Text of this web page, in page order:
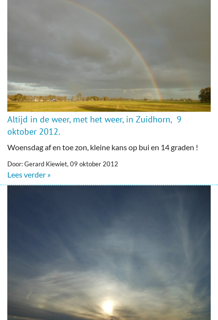
Altijd in de weer, met het weer, in Zuidhorn, 9
oktober 2012.
Woensdag af en toe zon, kleine kans op bui en 14 graden !
Door: Gerard Kiewiet, 09 oktober 2012
Lees verder »